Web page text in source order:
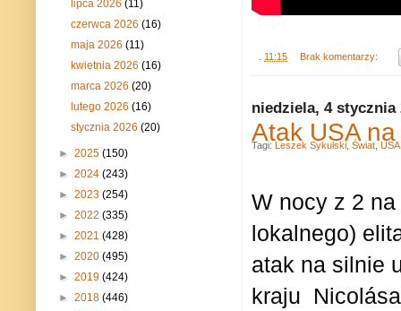
11:15 Brak komentarzy:
niedziela, 4 stycznia
Atak USA
W nocy z 2
lokalnego)
atak na silnie
kraju
Tagi: Leszek Sykulski Świat USA
lipca 2026(11)
czerwca 2026(16)
maja 2026(11)
kwietnia 2026(16)
marca 2026(20)
lutego 2026(16)
stycznia 2026(20)
► 2025 (150)
► 2024 (243)
► 2023 (254)
► 2022 (335)
► 2021 (428)
► 2020 (495)
► 2019 (424)
► 2018 (446)